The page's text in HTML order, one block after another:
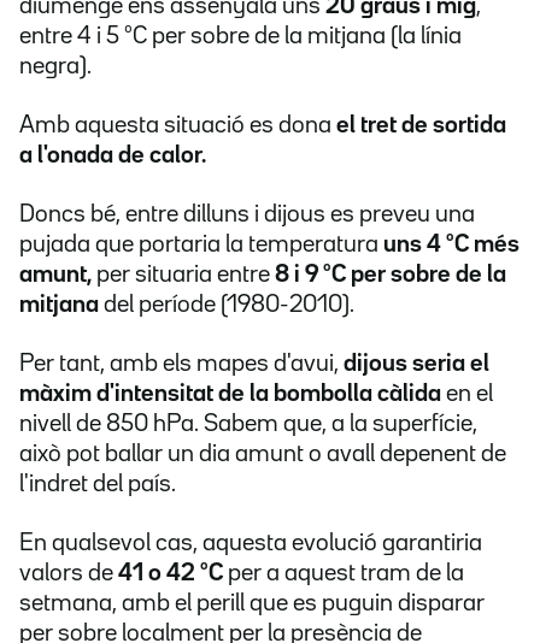
diumenge ens assenyala uns 20 graus i mig,
entre 4 i 5 ºC per sobre de la mitjana (la línia
negra).
Amb aquesta situació es dona el tret de sortida
a l'onada de calor.
Doncs bé, entre dilluns i dijous es preveu una
pujada que portaria la temperatura uns 4 ºC més
amunt, per situaria entre 8 i 9 ºC per sobre de la
mitjana del període (1980-2010).
Per tant, amb els mapes d'avui, dijous seria el
màxim d'intensitat de la bombolla càlida en el
nivell de 850 hPa. Sabem que, a la superfície,
això pot ballar un dia amunt o avall depenent de
l'indret del país.
En qualsevol cas, aquesta evolució garantiria
valors de 41 o 42 ºC per a aquest tram de la
setmana, amb el perill que es puguin disparar
per sobre localment per la presència de